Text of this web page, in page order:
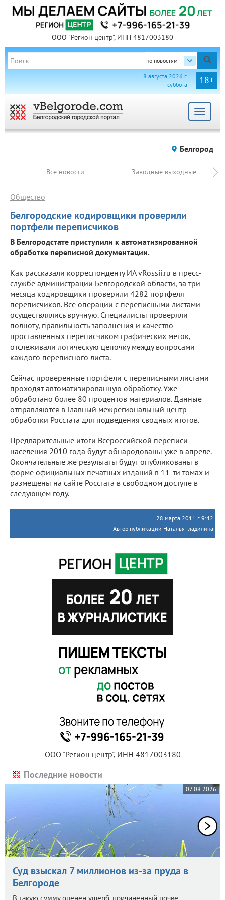
ООО "Регион центр", ИНН 4817003180
по новостям
18+
8 августа 2026 г.
суббота
Toggle
Белгород
Все новости Заводные выходные
Белгородские кодировщики проверили
портфели переписчиков
Общество
В Белгородстате приступили к автоматизированной
обработке переписной документации.
Как рассказали корреспонденту ИА vRossii.ru в пресс-
службе администрации Белгородской области, за три
месяца кодировщики проверили 4282 портфеля
переписчиков. Все операции с переписными листами
осуществлялись вручную. Специалисты проверяли
полноту, правильность заполнения и качество
проставленных переписчиком графических меток,
отслеживали логическую цепочку между вопросами
каждого переписного листа.
Сейчас проверенные портфели с переписными листами
проходят автоматизированную обработку. Уже
обработано более 80 процентов материалов. Данные
отправляются в Главный межрегиональный центр
обработки Росстата для подведения сводных итогов.
Предварительные итоги Всероссийской переписи
населения 2010 года будут обнародованы уже в апреле.
Окончательные же результаты будут опубликованы в
форме официальных печатных изданий в 11-ти томах и
размещены на сайте Росстата в свободном доступе в
следующем году.
28 марта 2011 г. 9:42
Автор публикации Наталья Гладилина
ООО "Регион центр", ИНН 4817003180
Последние новости
07.08.2026
Суд взыскал 7 миллионов из-за пруда в
Белгороде